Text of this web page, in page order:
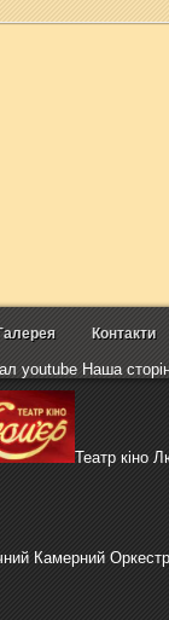
Контакти
youtube Наша
Театр кіно
Камерний